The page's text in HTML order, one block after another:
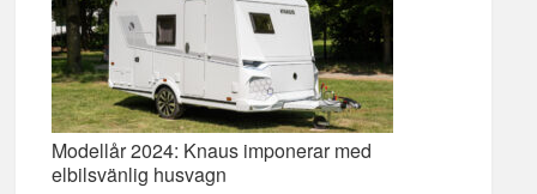
Modellår 2024: Knaus imponerar med
elbilsvänlig husvagn